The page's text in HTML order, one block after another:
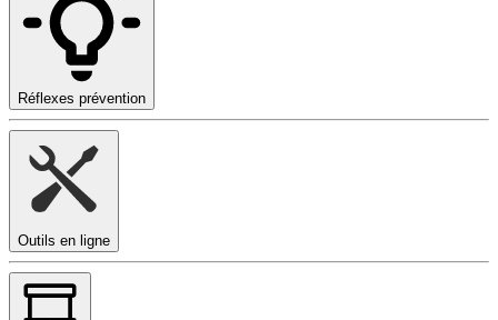
Réflexes prévention
Outils en ligne